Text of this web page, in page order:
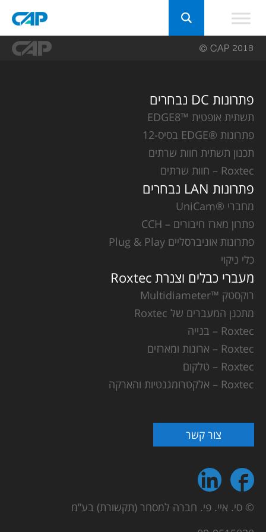
פתרונות DC נבחרים
תשתית אופטית ™EDGE8
פתרונות ®EDGE בסיס-12
תכנון תשתית חוות שרתים
Roxtec – חוות שרתים
פתרונות LAN נבחרים
מחברי ®UniCam
פתרון מארז חיבורים – CCH
פתרונות אוניברסליים Plug & Play
כלי ניקוי
מעברי כבלים וצנרת Roxtec
רוקסטק ™Multidiameter
מתכנן המעברים של Roxtec
Roxtec – בנייה
Roxtec – ארונות ומארזים
Roxtec – טלקום
Roxtec – אלקטרומגנטיות והארקה
צור קשר
© סי. איי. פי. חברה למסחר (תקשורת) בע”מ